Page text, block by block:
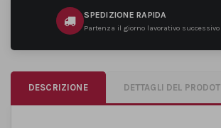
SPEDIZIONE RAPIDA
Partenza il giorno lavorativo successivo
DESCRIZIONE DETTAGLI DEL